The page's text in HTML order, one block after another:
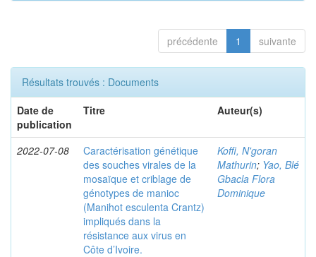
précédente 1 suivante
Résultats trouvés : Documents
Date de
publication
Titre Auteur(s)
2022-07-08
Caractérisation génétique
des souches virales de la
mosaïque et criblage de
génotypes de manioc
(Manihot esculenta Crantz)
impliqués dans la
résistance aux virus en
Côte d’Ivoire.
Koffi, N'goran
Mathurin; Yao, Blé
Gbacla Flora
Dominique